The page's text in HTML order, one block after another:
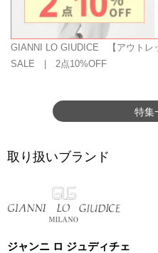
GIANNI LO GIUDICE 【アウトレ
SALE | 2点10%OFF
特集
取り扱いブランド
ジャンニ ロ ジュディチェ